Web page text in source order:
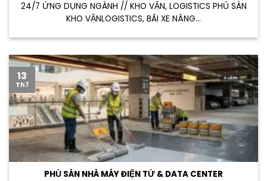
24/7 ỨNG DỤNG NGÀNH // KHO VẬN, LOGISTICS PHỦ SÀN
KHO VẬNLOGISTICS, BÃI XE NÂNG...
PHỦ SÀN NHÀ MÁY ĐIỆN TỬ & DATA CENTER
13
Th7